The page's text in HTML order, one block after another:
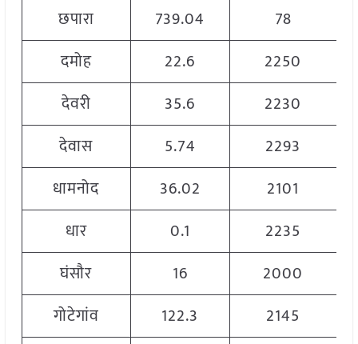
छपारा
739.04
78
दमोह
22.6
2250
देवरी
35.6
2230
देवास
5.74
2293
धामनोद
36.02
2101
धार
0.1
2235
घंसौर
16
2000
गोटेगांव
122.3
2145